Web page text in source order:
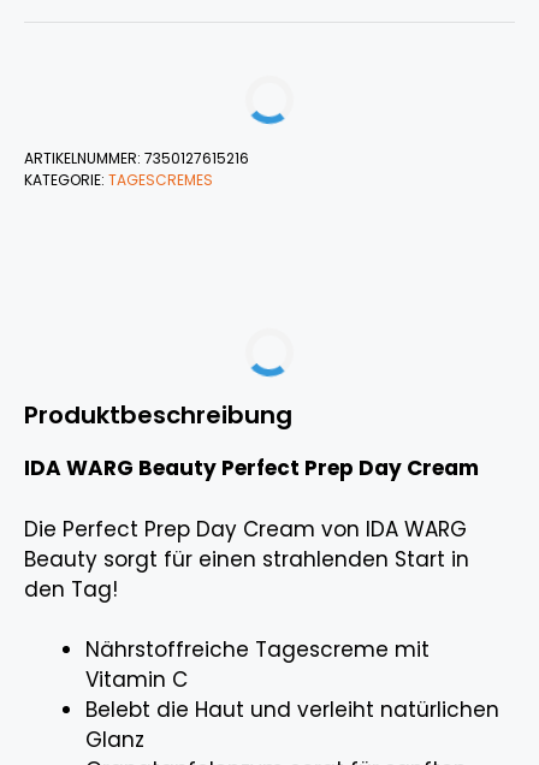
ARTIKELNUMMER: 7350127615216
KATEGORIE: TAGESCREMES
Produktbeschreibung
IDA WARG Beauty Perfect Prep Day Cream
Die Perfect Prep Day Cream von IDA WARG
Beauty sorgt für einen strahlenden Start in
den Tag!
Nährstoffreiche Tagescreme mit
Vitamin C
Belebt die Haut und verleiht natürlichen
Glanz